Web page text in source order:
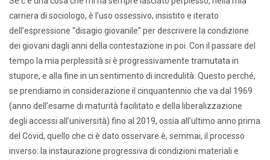
carriera di sociologo, è l’uso ossessivo, insistito e iterato
dell’espressione “disagio giovanile” per descrivere la condizione
dei giovani dagli anni della contestazione in poi. Con il passare del
tempo la mia perplessità si è progressivamente tramutata in
stupore, e alla fine in un sentimento di incredulità. Questo perché,
se prendiamo in considerazione il cinquantennio che va dal 1969
(anno dell’esame di maturità facilitato e della liberalizzazione
degli accessi all’università) fino al 2019, ossia all’ultimo anno prima
del Covid, quello che ci è dato osservare è, semmai, il processo
inverso: la instaurazione progressiva di condizioni materiali e